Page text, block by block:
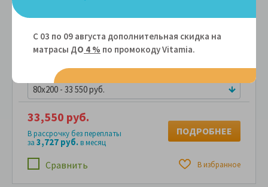
Кровать из массива дерева Vita Mia Lidia
(Лидия) с ящиками
Артикул: 107801
80x200 - 33 550 руб.
Сравнить В избранное
33,550 руб.
В рассрочку без переплаты
за 3,727 руб.в месяц
ПОДРОБНЕЕ
С 03 по 09 августа дополнительная скидка на
матрасы ДО 4 % по промокоду Vitamiа.